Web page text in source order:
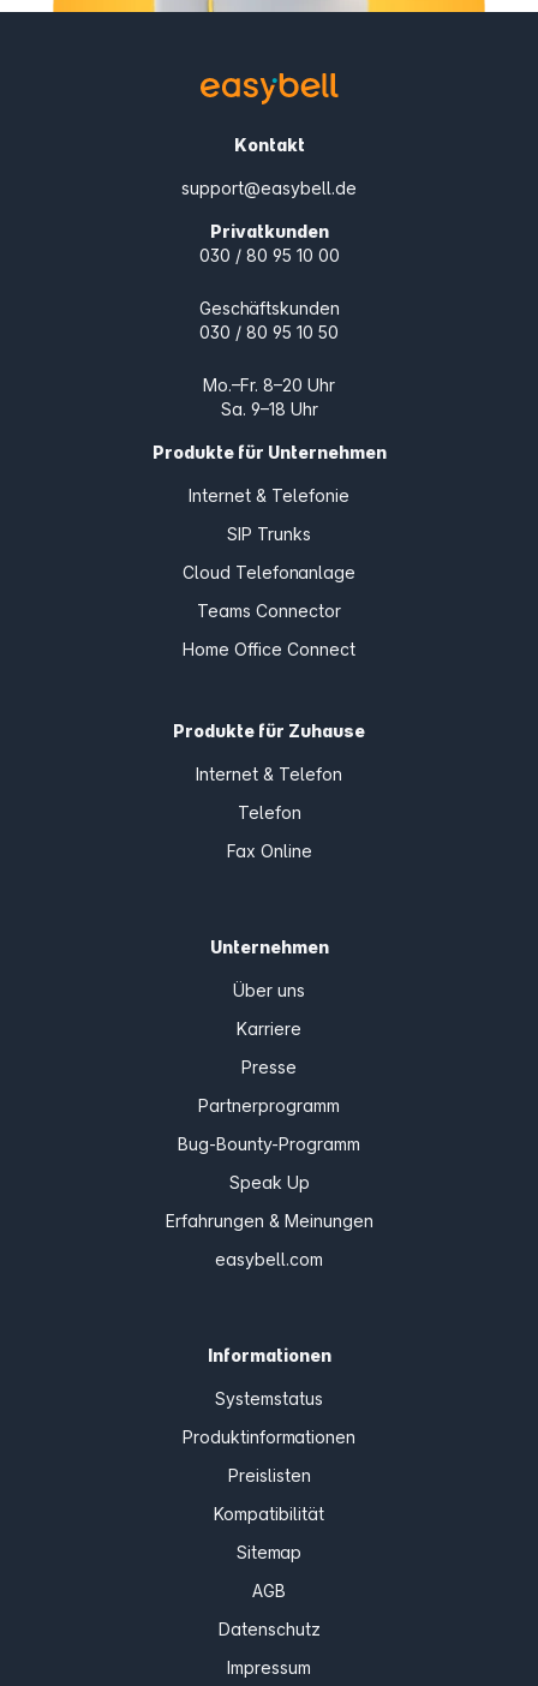
Kontakt
support@easybell.de
Privatkunden
030 / 80 95 10 00
Geschäftskunden
030 / 80 95 10 50
Mo.–Fr. 8–20 Uhr
Sa. 9–18 Uhr
Produkte für Unternehmen
Internet & Telefonie
SIP Trunks
Cloud Telefonanlage
Teams Connector
Home Office Connect
Produkte für Zuhause
Internet & Telefon
Telefon
Fax Online
Unternehmen
Über uns
Karriere
Presse
Partnerprogramm
Bug-Bounty-Programm
Speak Up
Erfahrungen & Meinungen
easybell.com
Informationen
Systemstatus
Produktinformationen
Preislisten
Kompatibilität
Sitemap
AGB
Datenschutz
Impressum